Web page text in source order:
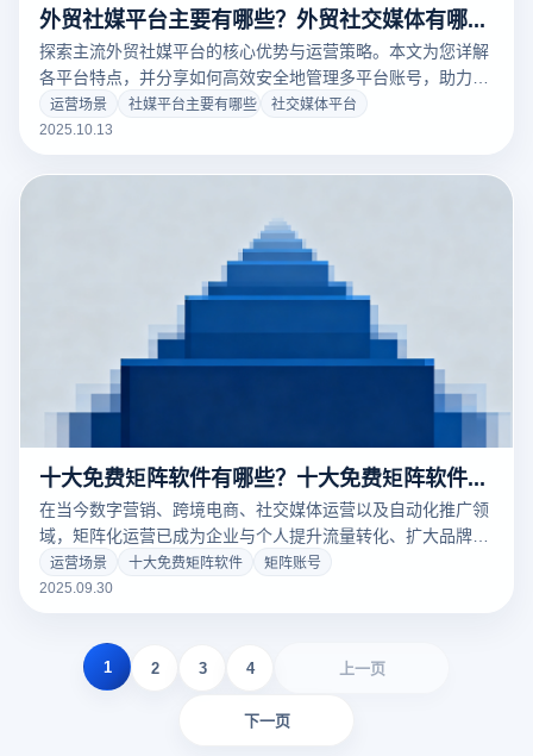
外贸社媒平台主要有哪些？外贸社交媒体有哪些？
探索主流外贸社媒平台的核心优势与运营策略。本文为您详解
各平台特点，并分享如何高效安全地管理多平台账号，助力外
贸企业拓展全球市场。
运营场景 社媒平台主要有哪些
社交媒体平台
2025.10.13
十大免费矩阵软件有哪些？十大免费矩阵软件下载
在当今数字营销、跨境电商、社交媒体运营以及自动化推广领
域，矩阵化运营已成为企业与个人提升流量转化、扩大品牌曝
光的核心策略。所谓“矩阵软件”，即支持多账号批量操作、内
容分发、数据监控与自动化管理的工具平台。
运营场景 十大免费矩阵软件
矩阵账号
2025.09.30
上一页
1 2 3 4
下一页